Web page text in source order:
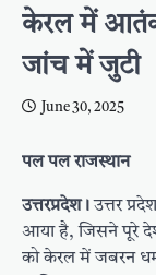
केरल में
जांच में जुटी
June 30, 2025
पल पल राजस्थान
उत्तरप्रदेश।उत्तर
आया है, जिसने पूरे
को केरल में जबरन